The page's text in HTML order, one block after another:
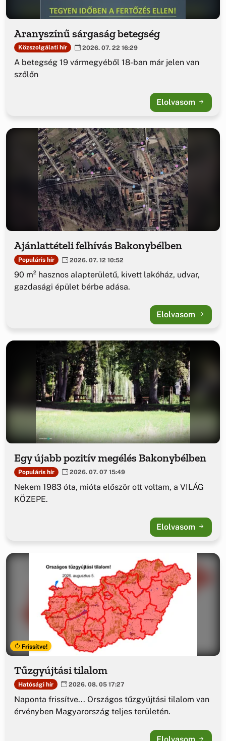
Aranyszínű sárgaság betegség
Közszolgálati hír 2026. 07. 22 16:29
A betegség 19 vármegyéből 18-ban már jelen van
szőlőn
Elolvasom
Ajánlattételi felhívás Bakonybélben
Populáris hír 2026. 07. 12 10:52
90 m² hasznos alapterületű, kivett lakóház, udvar,
gazdasági épület bérbe adása.
Elolvasom
Egy újabb pozitív megélés Bakonybélben
Populáris hír 2026. 07. 07 15:49
Nekem 1983 óta, mióta először ott voltam, a VILÁG
KÖZEPE.
Elolvasom
Frissítve!
Tűzgyújtási tilalom
Hatósági hír 2026. 08. 05 17:27
Naponta frissítve... Országos tűzgyújtási tilalom van
érvényben Magyarország teljes területén.